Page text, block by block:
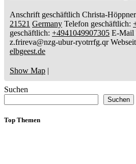
Anschrift geschäftlich Christa-
21521 Germany Telefon geschäftlich:
geschäftlich: +4941049907305 E-Mail
z.frireva@nzg-ubur-ryotrrfg.qr
elbgeest.de
Show Map |
Suchen
Suchen
Top Themen